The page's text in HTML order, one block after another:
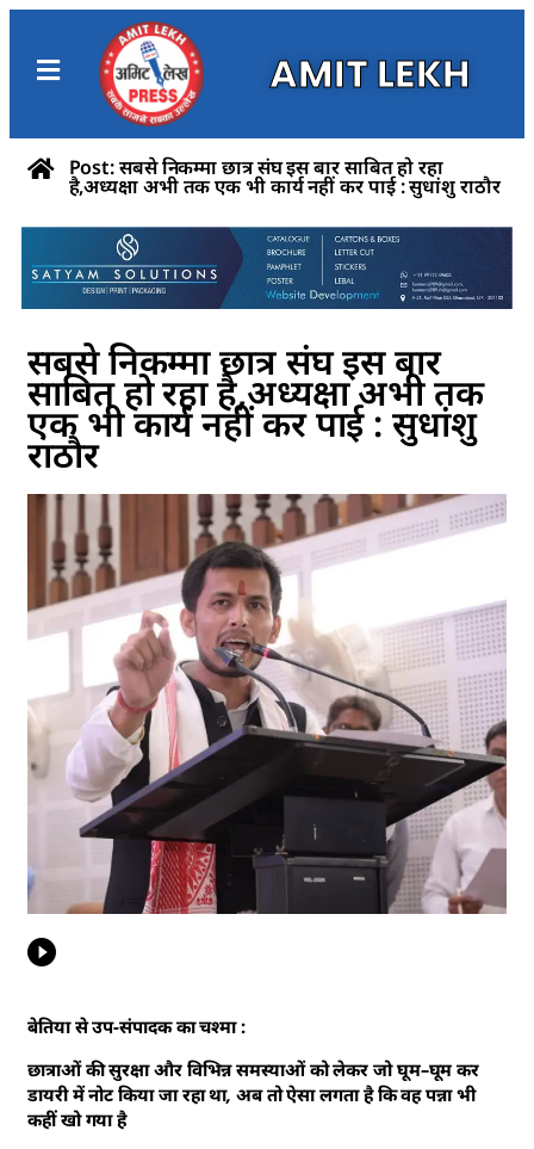
AMIT LEKH
Post: सबसे निकम्मा छात्र संघ इस बार साबित हो रहा
है,अध्यक्षा अभी तक एक भी कार्य नहीं कर पाई : सुधांशु राठौर
सबसे निकम्मा छात्र संघ इस बार
साबित हो रहा है,अध्यक्षा अभी तक
एक भी कार्य नहीं कर पाई : सुधांशु
राठौर
बेतिया से उप-संपादक का चश्मा :
छात्राओं की सुरक्षा और विभिन्न समस्याओं को लेकर जो घूम–घूम कर
डायरी में नोट किया जा रहा था, अब तो ऐसा लगता है कि वह पन्ना भी
कहीं खो गया है